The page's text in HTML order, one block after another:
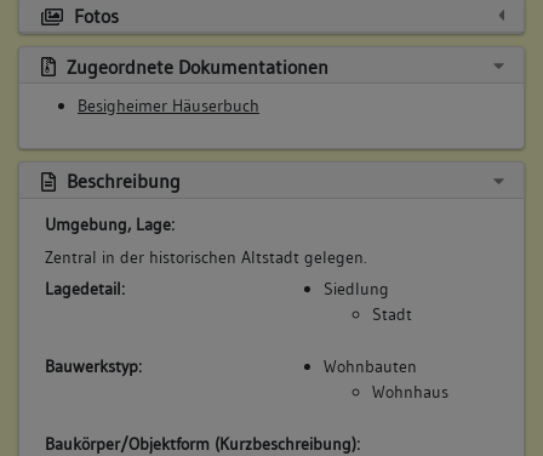
4. Besitzer:in:
App, Hans
Bemerkung Besitz:
besitzt
Beschreibung:
Abbruch Gebäude
Beruf / Amt / Titel:
Betroffene Gebäudeteile:
Fotos
Zugeordnete Dokumentationen
Besigheimer Häuserbuch
Beschreibung
Umgebung, Lage:
Zentral in der historischen Altstadt gelegen.
Lagedetail:
Siedlung
Stadt
Bauwerkstyp:
Wohnbauten
Wohnhaus
Baukörper/Objektform (Kurzbeschreibung):